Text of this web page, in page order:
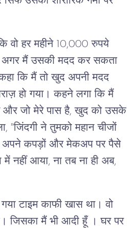
वो हर महीने 10,000 रुपये
मैं उसकी मदद कर सकता
कि मैं तो खुद अपनी मदद
हो गया। कहने लगा कि मैं
जो मेरे पास है, खुद को उसके
"जिंदगी ने तुमको महान चीजों
अपने कपड़ों और मेकअप पर पैसे
नहीं आया, ना तब ना ही अब,
टाइम काफी खास था। वो
जिसका मैं भी आदी हूँ । घर पर